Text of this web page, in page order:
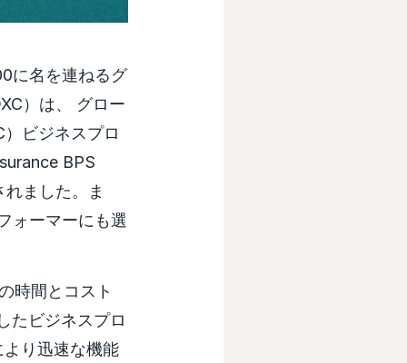
に名を連ねるグ
）は、 グロー
ビジネスプロ
BPS
ました。ま
ォーマーにも選
時間とコスト
たビジネスプロ
り迅速な機能